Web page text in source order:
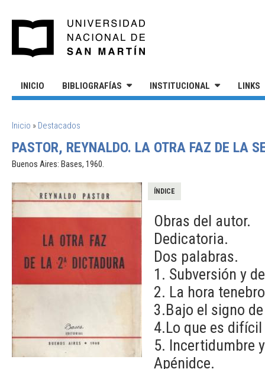
INICIO BIBLIOGRAFÍAS INSTITUCIONAL LINKS
SE ENCUENTRA USTED AQUÍ
Inicio » Destacados
PASTOR, REYNALDO. LA OTRA FAZ DE LA
Buenos Aires: Bases, 1960.
ÍNDICE
Obras del autor.
Dedicatoria.
Dos palabras.
1. Subversión y
2. La hora
3.Bajo el signo
4.Lo que es difícil
5. Incertidumbre
Apénidce.